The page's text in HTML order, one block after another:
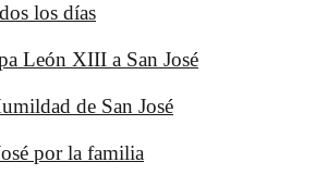
los días
León XIII a San José
de San José
por la familia